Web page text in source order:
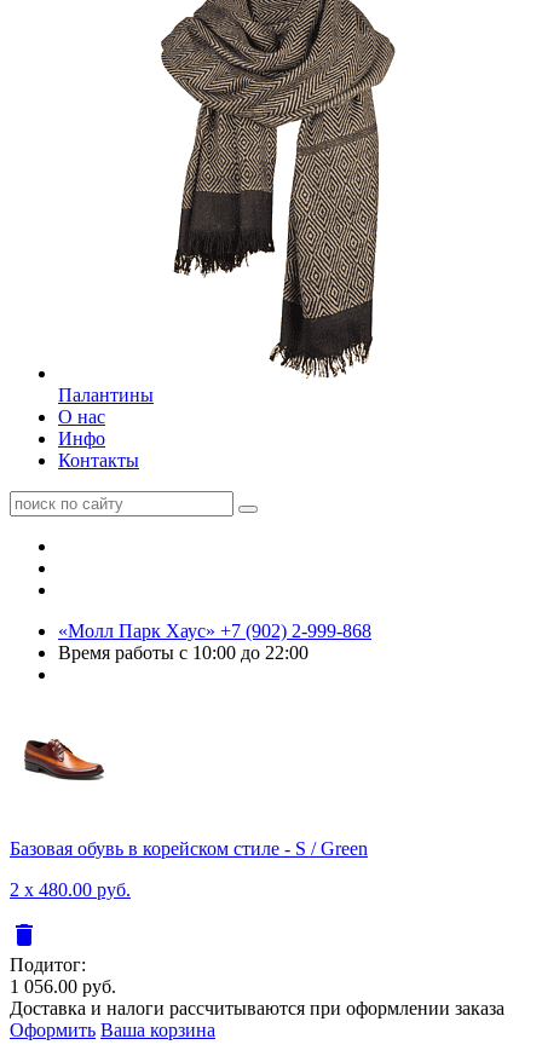
Палантины
О нас
Инфо
Контакты
«Молл Парк Хаус» +7 (902) 2-999-868
Время работы с 10:00 до 22:00
Базовая обувь в корейском стиле - S / Green
2 x 480.00 руб.
delete
Подитог:
1 056.00 руб.
Доставка и налоги рассчитываются при оформлении заказа
Оформить Ваша корзина